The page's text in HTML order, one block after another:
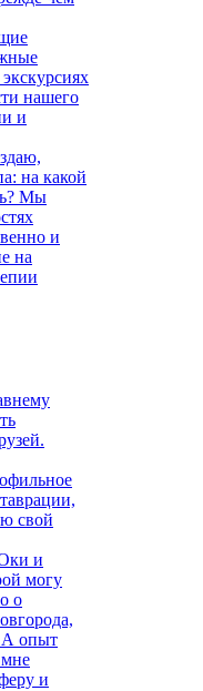
нашего
и
на какой
Мы
и
на
свой
и
могу
о
А опыт
и